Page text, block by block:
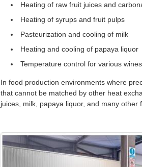
Heating of raw fruit juices and
Heating of syrups and fruit pulps
Pasteurization and cooling of milk
Heating and cooling of papaya liquor
Temperature control for various wines
In food production environments where
that cannot be matched by other heat
juices, milk, papaya liquor, and many other